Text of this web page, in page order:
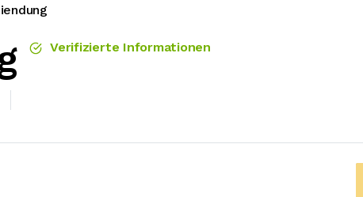
Verifizierte Informationen